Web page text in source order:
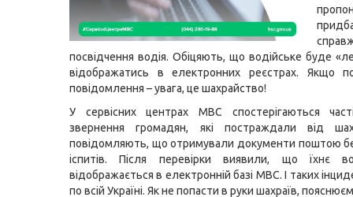
посвідчення водія. Обіцяють, що водійське буде
відображатись в електронних реєстрах. Якщо
повідомлення – увага, це шахрайство!
У сервісних центрах МВС спостерігаються
звернення громадян, які постраждали від
повідомляють, що отримували документи поштою
іспитів. Після перевірки виявили, що їхнє
відображається в електронній базі МВС. І таких
по всій Україні. Як не попасти в руки шахраїв,